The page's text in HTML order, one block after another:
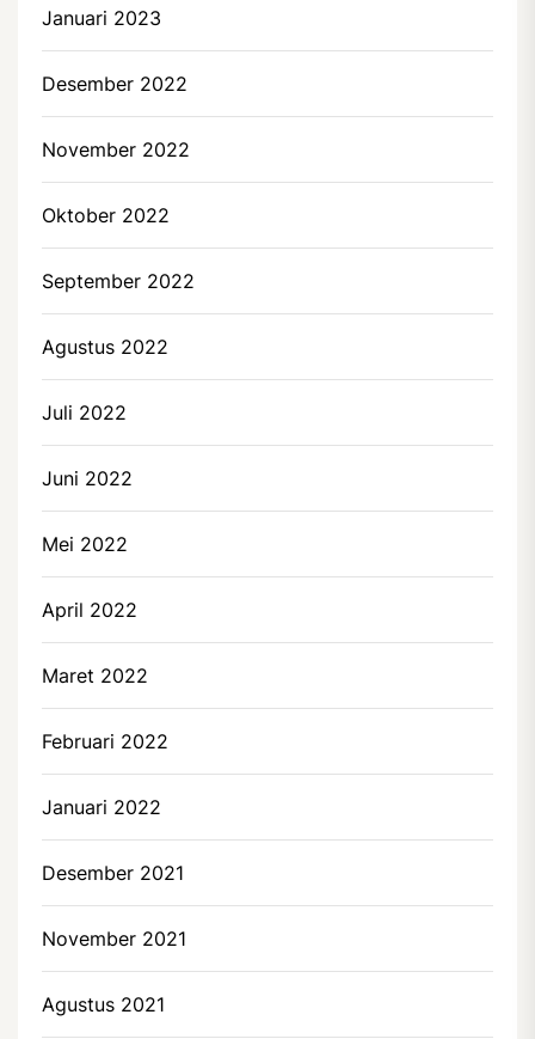
Januari 2023
Desember 2022
November 2022
Oktober 2022
September 2022
Agustus 2022
Juli 2022
Juni 2022
Mei 2022
April 2022
Maret 2022
Februari 2022
Januari 2022
Desember 2021
November 2021
Agustus 2021